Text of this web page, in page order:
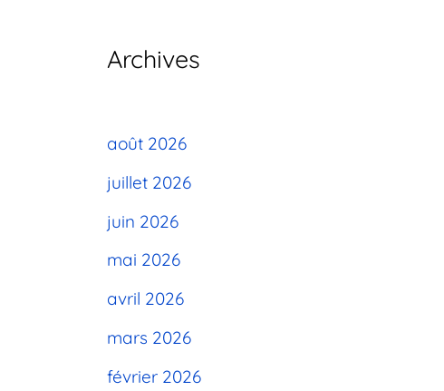
Archives
août 2026
juillet 2026
juin 2026
mai 2026
avril 2026
mars 2026
février 2026